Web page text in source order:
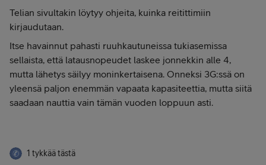
Telian sivultakin löytyy ohjeita, kuinka reitittimiin
kirjaudutaan.
Itse havainnut pahasti ruuhkautuneissa tukiasemissa
sellaista, että latausnopeudet laskee jonnekkin alle 4,
mutta lähetys säilyy moninkertaisena. Onneksi 3G:ssä on
yleensä paljon enemmän vapaata kapasiteettia, mutta siitä
saadaan nauttia vain tämän vuoden loppuun asti.
1 tykkää tästä